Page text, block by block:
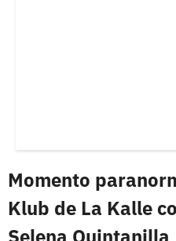
Momento
Klub de La Kalle
Selena Quintanilla